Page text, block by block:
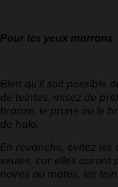
Pour les yeux marrons
Bien qu’il soit possible
de teintes, misez de
bronze, le prune ou le
de halo.
En revanche, évitez les
seules, car elles auront
noires ou mates, les